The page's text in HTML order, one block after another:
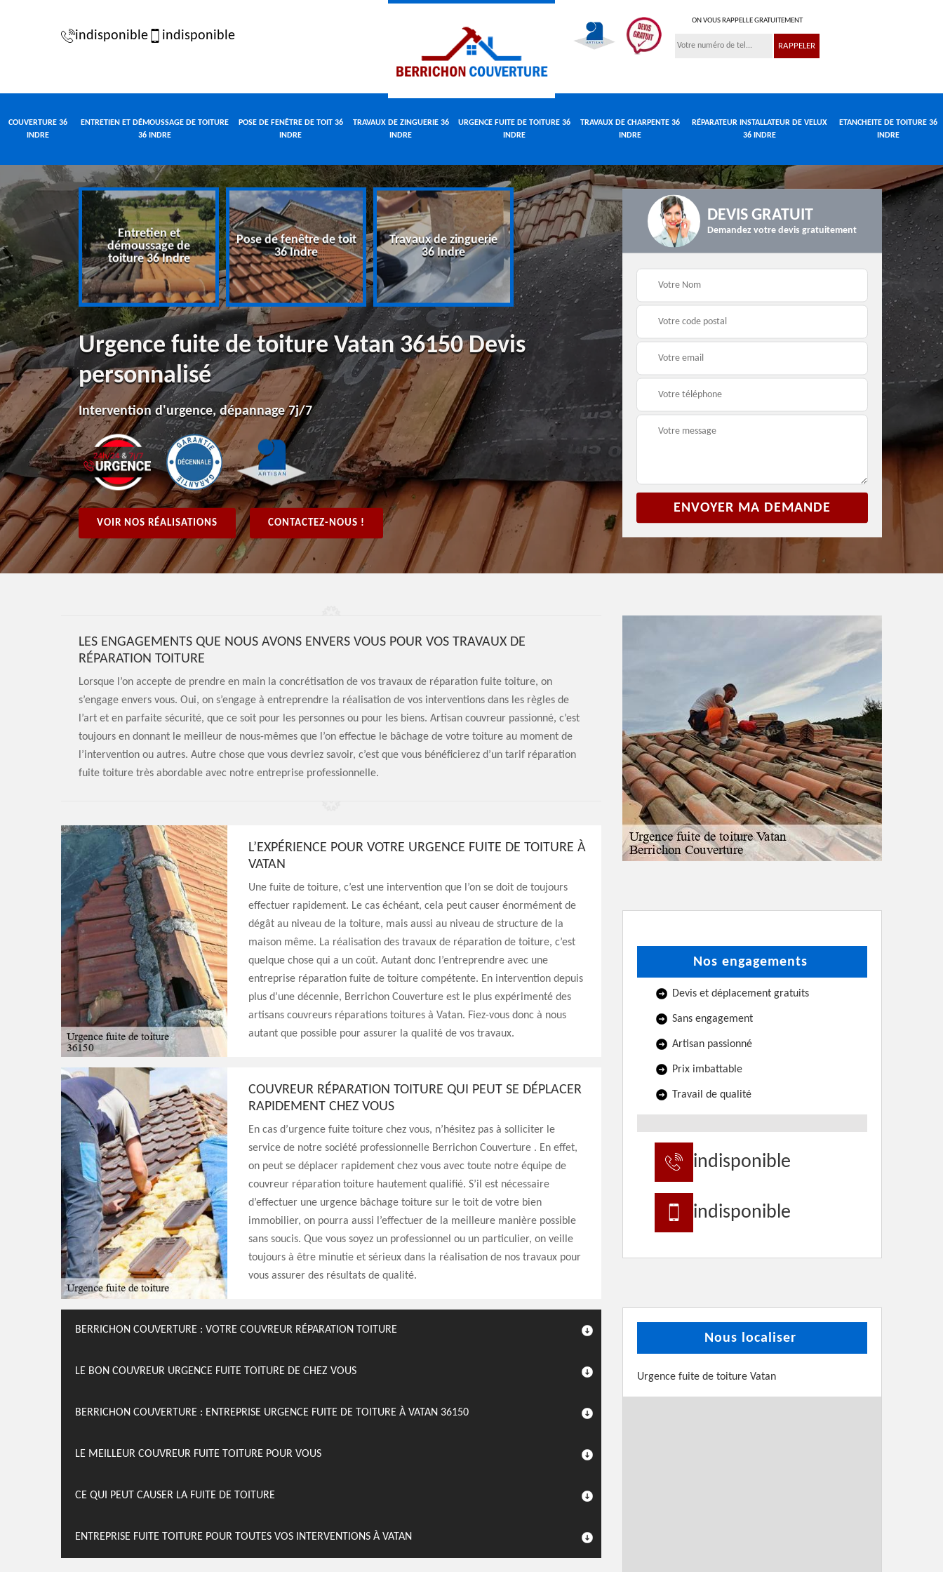
indisponible indisponible
ON VOUS RAPPELLE GRATUITEMENT
COUVERTURE 36
INDRE
ENTRETIEN ET DÉMOUSSAGE DE TOITURE
36 INDRE
POSE DE FENÊTRE DE TOIT 36
INDRE
TRAVAUX DE ZINGUERIE 36
INDRE
URGENCE FUITE DE TOITURE 36
INDRE
TRAVAUX DE CHARPENTE 36
INDRE
RÉPARATEUR INSTALLATEUR DE VELUX
36 INDRE
ETANCHEITE DE TOITURE 36
INDRE
36 Indre
Entretien et
démoussage de
toiture 36 Indre
Pose de fenêtre de toit
36 Indre
Travaux de zinguerie
36 Indre
Urgence fuite de
toiture 36 Indre
Travaux de charpente
36 Indre
Réparateur
installateur de velux
36 Indre
Urgence fuite de toiture Vatan 36150 Devis
personnalisé
Intervention d'urgence, dépannage 7j/7
VOIR NOS RÉALISATIONS CONTACTEZ-NOUS !
DEVIS GRATUIT
Demandez votre devis gratuitement
LES ENGAGEMENTS QUE NOUS AVONS ENVERS VOUS POUR VOS TRAVAUX DE
RÉPARATION TOITURE
Lorsque l’on accepte de prendre en main la concrétisation de vos travaux de réparation fuite toiture, on
s’engage envers vous. Oui, on s’engage à entreprendre la réalisation de vos interventions dans les règles de
l’art et en parfaite sécurité, que ce soit pour les personnes ou pour les biens. Artisan couvreur passionné, c’est
toujours en donnant le meilleur de nous-mêmes que l’on effectue le bâchage de votre toiture au moment de
l’intervention ou autres. Autre chose que vous devriez savoir, c’est que vous bénéficierez d’un tarif réparation
fuite toiture très abordable avec notre entreprise professionnelle.
L’EXPÉRIENCE POUR VOTRE URGENCE FUITE DE TOITURE À
VATAN
Une fuite de toiture, c’est une intervention que l’on se doit de toujours
effectuer rapidement. Le cas échéant, cela peut causer énormément de
dégât au niveau de la toiture, mais aussi au niveau de structure de la
maison même. La réalisation des travaux de réparation de toiture, c’est
quelque chose qui a un coût. Autant donc l’entreprendre avec une
entreprise réparation fuite de toiture compétente. En intervention depuis
plus d’une décennie, Berrichon Couverture est le plus expérimenté des
artisans couvreurs réparations toitures à Vatan. Fiez-vous donc à nous
autant que possible pour assurer la qualité de vos travaux.
COUVREUR RÉPARATION TOITURE QUI PEUT SE DÉPLACER
RAPIDEMENT CHEZ VOUS
En cas d’urgence fuite toiture chez vous, n’hésitez pas à solliciter le
service de notre société professionnelle Berrichon Couverture . En effet,
on peut se déplacer rapidement chez vous avec toute notre équipe de
couvreur réparation toiture hautement qualifié. S’il est nécessaire
d’effectuer une urgence bâchage toiture sur le toit de votre bien
immobilier, on pourra aussi l’effectuer de la meilleure manière possible
sans soucis. Que vous soyez un professionnel ou un particulier, on veille
toujours à être minutie et sérieux dans la réalisation de nos travaux pour
vous assurer des résultats de qualité.
BERRICHON COUVERTURE : VOTRE COUVREUR RÉPARATION TOITURE
LE BON COUVREUR URGENCE FUITE TOITURE DE CHEZ VOUS
BERRICHON COUVERTURE : ENTREPRISE URGENCE FUITE DE TOITURE À VATAN 36150
LE MEILLEUR COUVREUR FUITE TOITURE POUR VOUS
CE QUI PEUT CAUSER LA FUITE DE TOITURE
ENTREPRISE FUITE TOITURE POUR TOUTES VOS INTERVENTIONS À VATAN
Nos engagements
Devis et déplacement gratuits
Sans engagement
Artisan passionné
Prix imbattable
Travail de qualité
indisponible
indisponible
Nous localiser
Urgence fuite de toiture Vatan